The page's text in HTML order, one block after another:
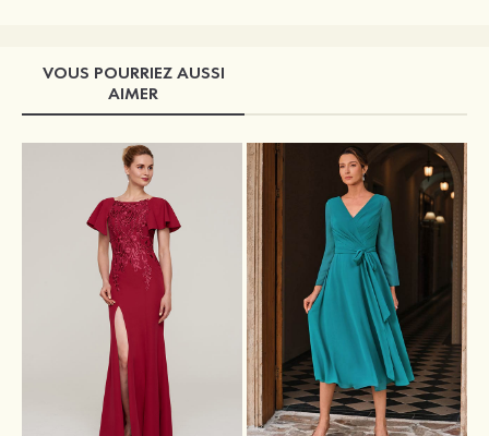
VOUS POURRIEZ AUSSI
AIMER